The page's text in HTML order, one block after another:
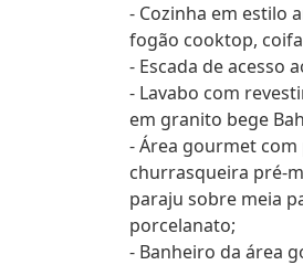
- Cozinha em estilo
fogão cooktop,
- Escada de acesso
- Lavabo com
em granito bege
- Área gourmet
churrasqueira pré-
paraju sobre meia
porcelanato;
- Banheiro da área